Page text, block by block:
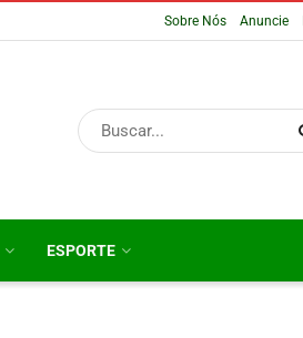
Sobre Nós Anuncie
ESPORTE